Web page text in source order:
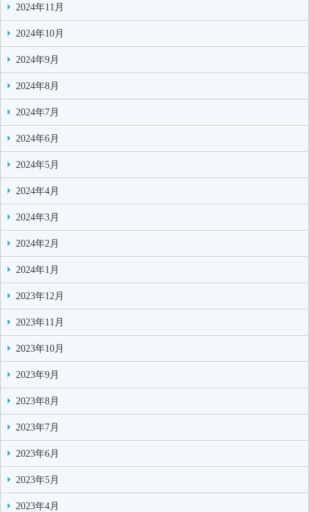
2024年11月
2024年10月
2024年9月
2024年8月
2024年7月
2024年6月
2024年5月
2024年4月
2024年3月
2024年2月
2024年1月
2023年12月
2023年11月
2023年10月
2023年9月
2023年8月
2023年7月
2023年6月
2023年5月
2023年4月